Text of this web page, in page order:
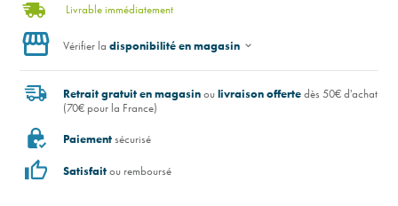
Livrable immédiatement
Vérifier la disponibilité en magasin
Retrait gratuit en magasinoulivraison offertedès 50€ d'achat
(70€ pour la France)
Paiementsécurisé
Satisfaitou remboursé